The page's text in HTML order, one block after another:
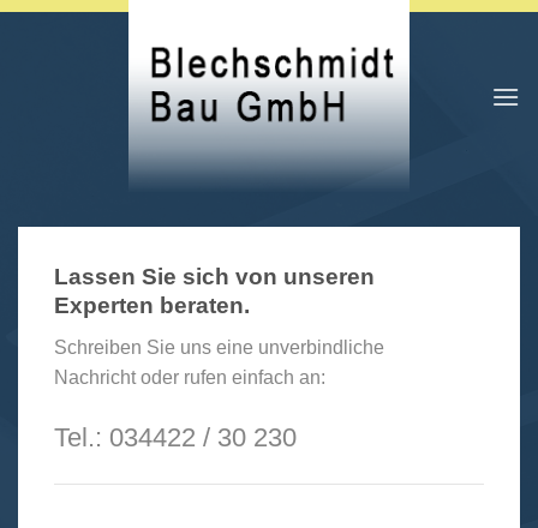
Skip
Lassen Sie sich von unseren
Experten beraten.
Schreiben Sie uns eine unverbindliche
Nachricht oder rufen einfach an:
Tel.: 034422 / 30 230